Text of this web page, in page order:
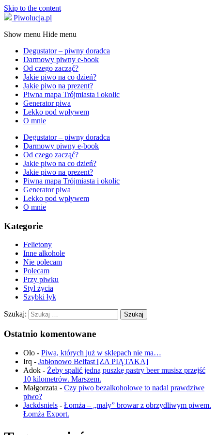
Skip to the content
Piwolucja.pl
Show menu Hide menu
Degustator – piwny doradca
Darmowy piwny e-book
Od czego zacząć?
Jakie piwo na co dzień?
Jakie piwo na prezent?
Piwna mapa Trójmiasta i okolic
Generator piwa
Lekko pod wpływem
O mnie
Degustator – piwny doradca
Darmowy piwny e-book
Od czego zacząć?
Jakie piwo na co dzień?
Jakie piwo na prezent?
Piwna mapa Trójmiasta i okolic
Generator piwa
Lekko pod wpływem
O mnie
Kategorie
Felietony
Inne alkohole
Nie polecam
Polecam
Przy piwku
Styl życia
Szybki łyk
Szukaj:
Ostatnio komentowane
Olo - Piwa, których już w sklepach nie ma…
Irq - Jabłonowo Belfast [ZA PIĄTAKA]
Adok - Żeby spalić jedną puszkę pastry beer musisz przejść
10 kilometrów. Marszem.
Małgorzata - Czy piwo bezalkoholowe to nadal prawdziwe
piwo?
Jackdsniels - Łomża – „mały” browar z obrzydliwym piwem.
Łomża Export.